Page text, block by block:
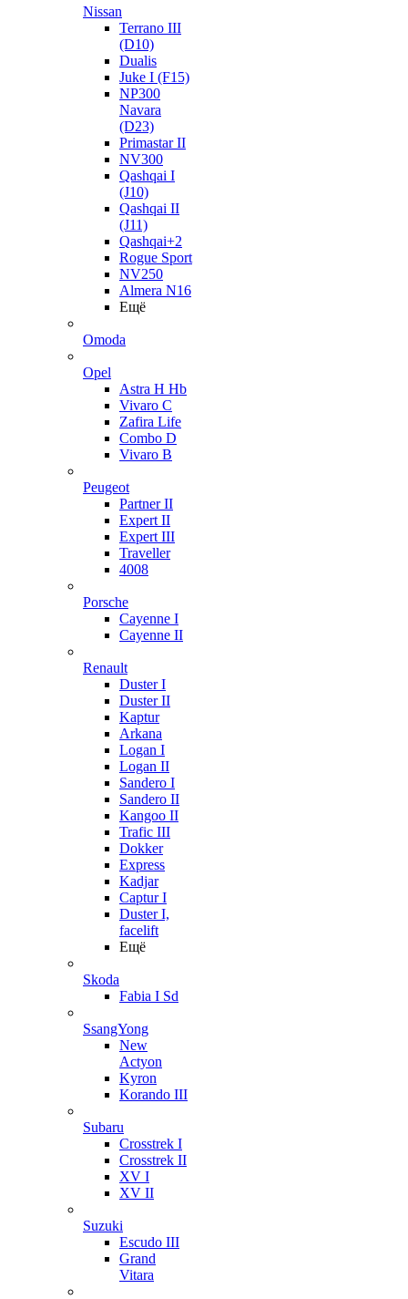
Nissan
Terrano III
(D10)
Dualis
Juke I (F15)
NP300
Navara
(D23)
Primastar II
NV300
Qashqai I
(J10)
Qashqai II
(J11)
Qashqai+2
Rogue Sport
NV250
Almera N16
Ещё
Omoda
Opel
Astra H Hb
Vivaro C
Zafira Life
Combo D
Vivaro B
Peugeot
Partner II
Expert II
Expert III
Traveller
4008
Porsche
Cayenne I
Cayenne II
Renault
Duster I
Duster II
Kaptur
Arkana
Logan I
Logan II
Sandero I
Sandero II
Kangoo II
Trafic III
Dokker
Express
Kadjar
Captur I
Duster I,
facelift
Ещё
Skoda
Fabia I Sd
SsangYong
New
Actyon
Kyron
Korando III
Subaru
Crosstrek I
Crosstrek II
XV I
XV II
Suzuki
Escudo III
Grand
Vitara